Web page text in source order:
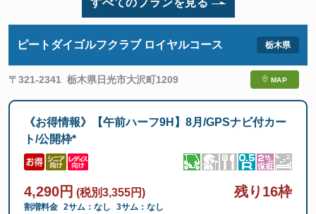
すべてのプランを見る
ピートダイゴルフクラブ ロイヤルコース
〒321-2341 栃木県日光市大沢町1209 MAP
《お得情報》【午前ハーフ9H】8月/GPSナビ付カー
ト/公開枠*
4,290円 (税別3,355円) 残り16枠
割増料金 2サム：なし 3サム：なし